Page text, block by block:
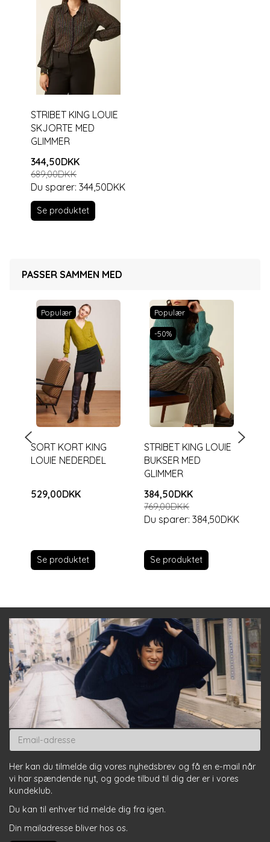
STRIBET KING LOUIE
SKJORTE MED
GLIMMER
344,50DKK
689,00DKK
Du sparer: 344,50DKK
Se produktet
PASSER SAMMEN MED
Populær
SORT KORT KING
LOUIE NEDERDEL
529,00DKK
Se produktet
Populær
-50%
STRIBET KING LOUIE
BUKSER MED
GLIMMER
384,50DKK
769,00DKK
Du sparer: 384,50DKK
Se produktet
Email-
adresse
Her kan du tilmelde dig vores nyhedsbrev og få en e-mail når
vi har spændende nyt, og gode tilbud til dig der er i vores
kundeklub.
Du kan til enhver tid melde dig fra igen.
Din mailadresse bliver hos os.